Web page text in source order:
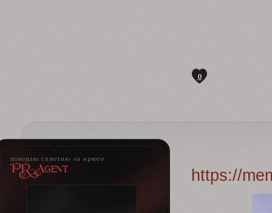
0
поведаю сплетню за крюге
PR-Agent https://